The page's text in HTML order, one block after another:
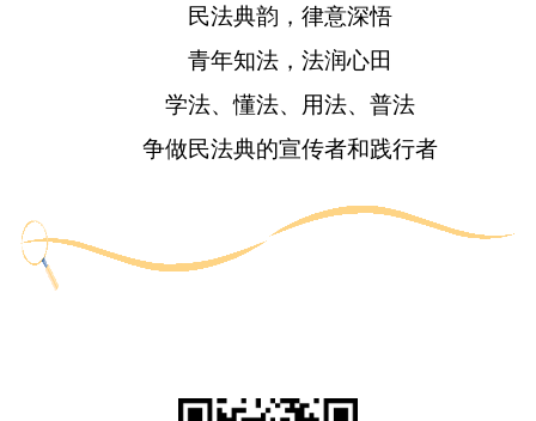
民法典韵，律意深悟
青年知法，法润心田
学法、懂法、用法、普法
争做民法典的宣传者和践行者